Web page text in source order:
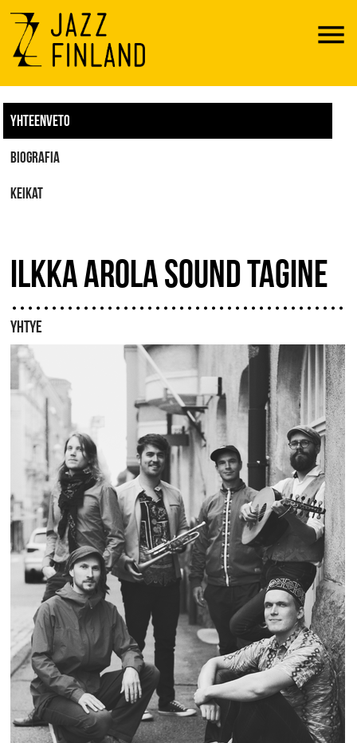
Menu
YHTEENVETO
BIOGRAFIA
KEIKAT
ILKKA AROLA SOUND TAGINE
YHTYE